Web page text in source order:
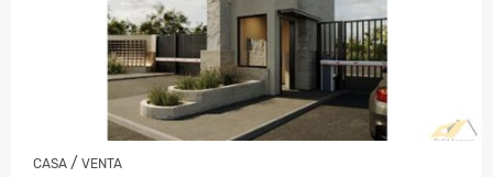
CASA / VENTA